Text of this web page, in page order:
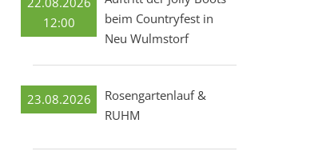
12:00
beim Countryfest in
Neu Wulmstorf
23.08.2026
Rosengartenlauf &
RUHM